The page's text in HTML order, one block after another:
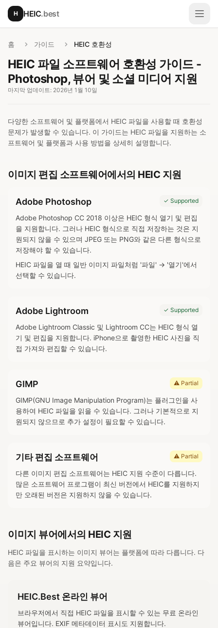
본문으로 건너뛰기
H HEIC.best
메뉴
홈 가이드 HEIC 호환성
HEIC 파일 소프트웨어 호환성 가이드 -
Photoshop, 뷰어 및 소셜 미디어 지원
마지막 업데이트: 2026년 1월 10일
다양한 소프트웨어 및 플랫폼에서 HEIC 파일을 사용할 때 호환성
문제가 발생할 수 있습니다. 이 가이드는 HEIC 파일을 지원하는 소
프트웨어 및 플랫폼과 사용 방법을 상세히 설명합니다.
이미지 편집 소프트웨어에서의 HEIC 지원
Adobe Photoshop ✓ Supported
Adobe Photoshop CC 2018 이상은 HEIC 형식 열기 및 편집
을 지원합니다. 그러나 HEIC 형식으로 직접 저장하는 것은 지
원되지 않을 수 있으며 JPEG 또는 PNG와 같은 다른 형식으로
저장해야 할 수 있습니다.
HEIC 파일을 열 때 일반 이미지 파일처럼 '파일' → '열기'에서
선택할 수 있습니다.
Adobe Lightroom ✓ Supported
Adobe Lightroom Classic 및 Lightroom CC는 HEIC 형식 열
기 및 편집을 지원합니다. iPhone으로 촬영한 HEIC 사진을 직
접 가져와 편집할 수 있습니다.
GIMP ⚠ Partial
GIMP(GNU Image Manipulation Program)는 플러그인을 사
용하여 HEIC 파일을 읽을 수 있습니다. 그러나 기본적으로 지
원되지 않으므로 추가 설정이 필요할 수 있습니다.
기타 편집 소프트웨어 ⚠ Partial
다른 이미지 편집 소프트웨어는 HEIC 지원 수준이 다릅니다.
많은 소프트웨어 프로그램이 최신 버전에서 HEIC를 지원하지
만 오래된 버전은 지원하지 않을 수 있습니다.
이미지 뷰어에서의 HEIC 지원
HEIC 파일을 표시하는 이미지 뷰어는 플랫폼에 따라 다릅니다. 다
음은 주요 뷰어의 지원 요약입니다.
HEIC.Best 온라인 뷰어
브라우저에서 직접 HEIC 파일을 표시할 수 있는 무료 온라인
뷰어입니다. EXIF 메타데이터 표시도 지원합니다.